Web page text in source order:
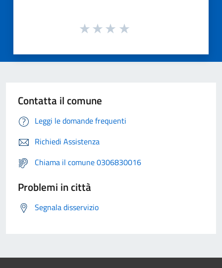
Contatta il comune
Leggi le domande frequenti
Richiedi Assistenza
Chiama il comune 0306830016
Problemi in città
Segnala disservizio